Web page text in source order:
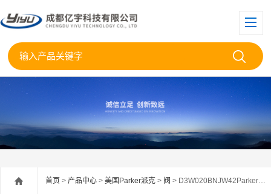
首页 > 产品中心 > 美国Parker派克 > 阀 > D3W020BNJW42Parker美国派克电磁阀D3W020BNJW代理现货